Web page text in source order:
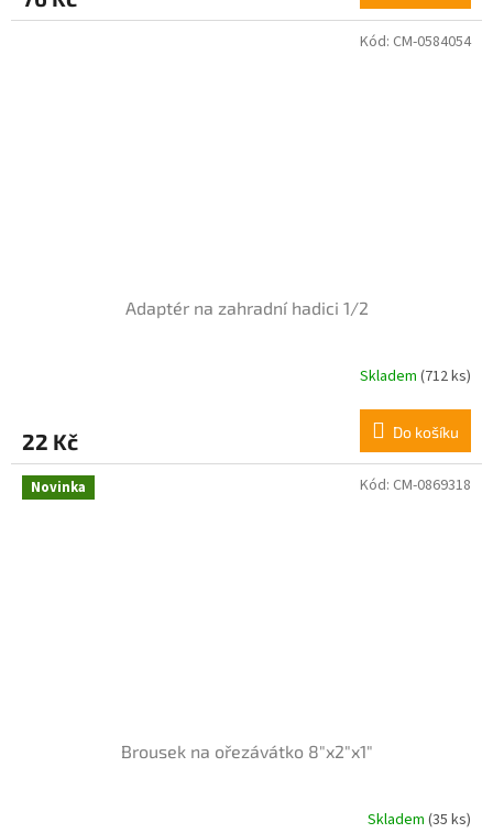
5,0
Adaptér na zahradní hadici 1/2
je
5,0
5
Skladem(712 ks)
22 Kč Do košíku
Kód: CM-0584054
Novinka
Brousek na ořezávátko 8"x2"x1"
Skladem (35 ks)
Kód: CM-0869318